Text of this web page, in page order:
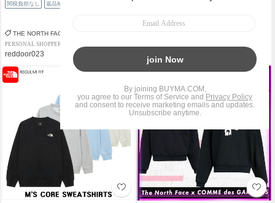
関税負担なし 返品補償
THE NORTH FACE
PERSONAL SHOPPER
reddoor023